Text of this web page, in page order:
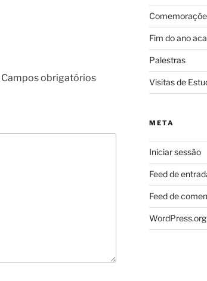
Campos obrigatórios
Fim do ano
Palestras
Visitas de
META
Iniciar sessão
Feed de
Feed de
WordPress.org